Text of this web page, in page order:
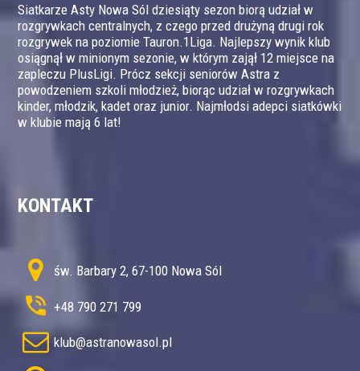
Siatkarze Asty Nowa Sól dziesiąty sezon biorą udział w
rozgrywkach centralnych, z czego przed drużyną drugi rok
rozgrywek na poziomie Tauron.1Liga. Najlepszy wynik klub
osiągnął w minionym sezonie, w którym zajął 12 miejsce na
zapleczu PlusLigi. Prócz sekcji seniorów Astra z
powodzeniem szkoli młodzież, biorąc udział w rozgrywkach
kinder, młodzik, kadet oraz junior. Najmłodsi adepci siatkówki
w klubie mają 6 lat!
KONTAKT
św. Barbary 2, 67-100 Nowa Sól
+48 790 271 799
klub@astranowasol.pl